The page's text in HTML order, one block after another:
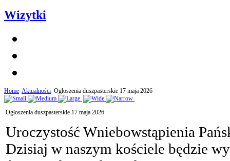
Wizytki
Home Aktualności Ogłoszenia duszpasterskie 17 maja 2026
Ogłoszenia duszpasterskie 17 maja 2026
Uroczystość Wniebowstąpienia
Dzisiaj w naszym kościele będzie